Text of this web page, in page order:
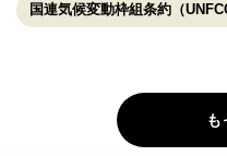
国連気候変動枠組条約（
も